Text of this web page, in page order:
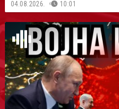
04.08.2026. 10:01